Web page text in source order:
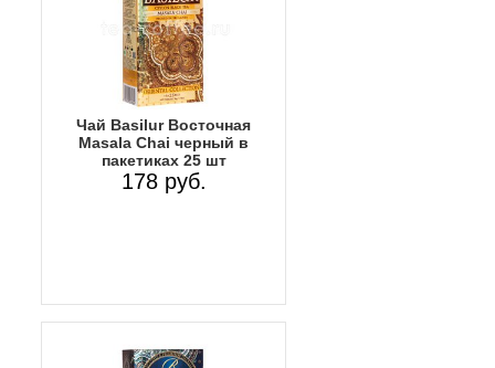
Чай Basilur Восточная
Masala Chai черный в
пакетиках 25 шт
178 руб.